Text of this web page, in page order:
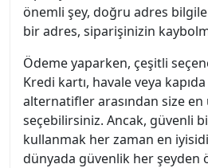
önemli şey, doğru adres
bir adres, siparişinizin
Ödeme yaparken, çeşitli
Kredi kartı, havale veya
alternatifler arasından size en
seçebilirsiniz. Ancak, güvenli
kullanmak her zaman en
dünyada güvenlik her şeyden